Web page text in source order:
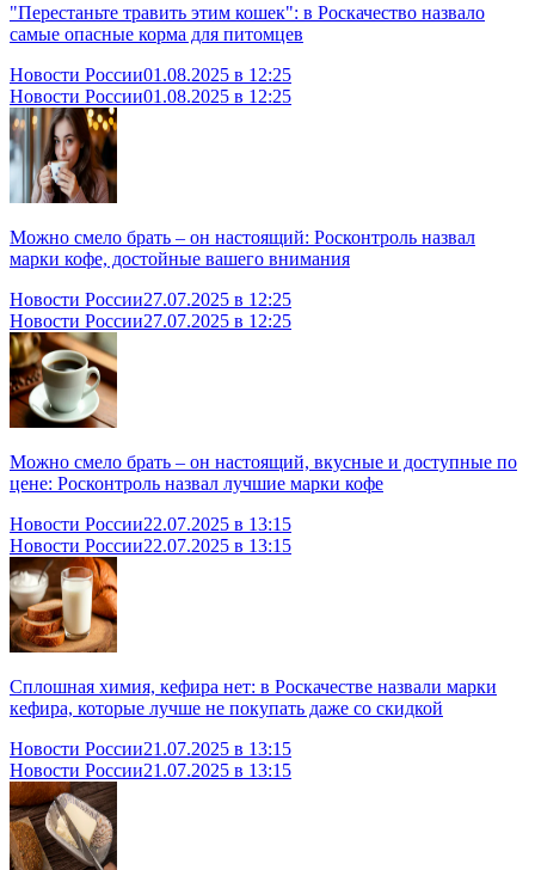
"Перестаньте травить этим кошек": в Роскачество назвало
самые опасные корма для питомцев
Новости России01.08.2025 в 12:25
Новости России01.08.2025 в 12:25
Можно смело брать – он настоящий: Росконтроль назвал
марки кофе, достойные вашего внимания
Новости России27.07.2025 в 12:25
Новости России27.07.2025 в 12:25
Можно смело брать – он настоящий, вкусные и доступные по
цене: Росконтроль назвал лучшие марки кофе
Новости России22.07.2025 в 13:15
Новости России22.07.2025 в 13:15
Сплошная химия, кефира нет: в Роскачестве назвали марки
кефира, которые лучше не покупать даже со скидкой
Новости России21.07.2025 в 13:15
Новости России21.07.2025 в 13:15